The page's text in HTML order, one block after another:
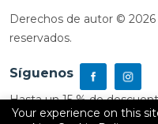
Derechos de autor © 2026
reservados.
Síguenos
Hasta un 15 % de
Your experience on this